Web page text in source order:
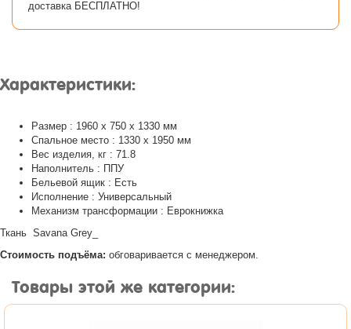
доставка БЕСПЛАТНО!
Характеристики:
Размер : 1960 x 750 x 1330 мм
Спальное место : 1330 х 1950 мм
Вес изделия, кг : 71.8
Наполнитель : ППУ
Бельевой ящик : Есть
Исполнение : Универсальный
Механизм трансформации : Еврокнижка
Ткань Savana Grey_
Стоимость подъёма: обговаривается с менеджером.
Товары этой же категории: